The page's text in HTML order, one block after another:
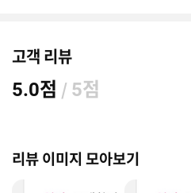
고객 리뷰
5.0점 / 5점
리뷰 이미지 모아보기